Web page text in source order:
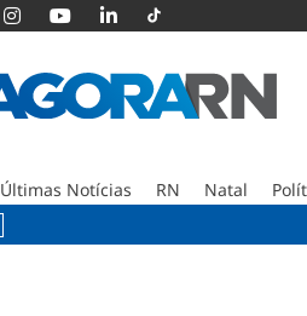
Últimas Notícias RN Natal